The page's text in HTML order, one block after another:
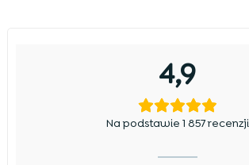
4,9
Na podstawie 1 857 recenzji